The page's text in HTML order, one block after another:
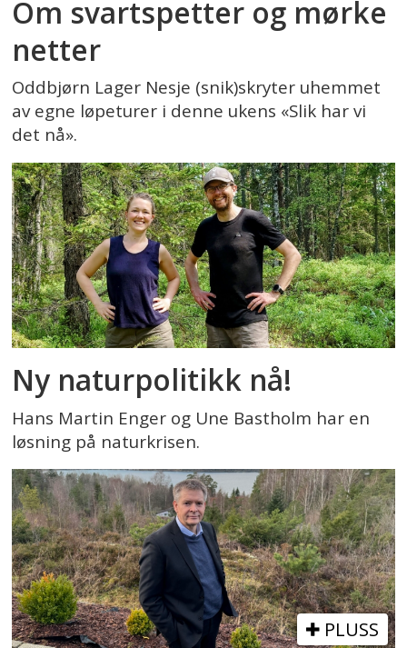
Om svartspetter og mørke
netter
Oddbjørn Lager Nesje (snik)skryter uhemmet
av egne løpeturer i denne ukens «Slik har vi
det nå».
Ny naturpolitikk nå!
Hans Martin Enger og Une Bastholm har en
løsning på naturkrisen.
PLUSS